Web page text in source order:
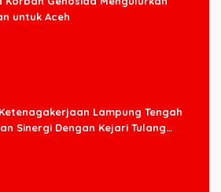
untuk Aceh
Ketenagakerjaan Lampung Tengah
Sinergi Dengan Kejari Tulang